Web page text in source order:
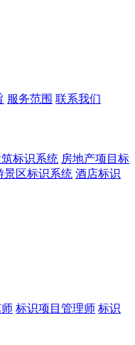
服务范围 联系我们
标识系统 房地产项目标
景区标识系统 酒店标识
标识项目管理师 标识